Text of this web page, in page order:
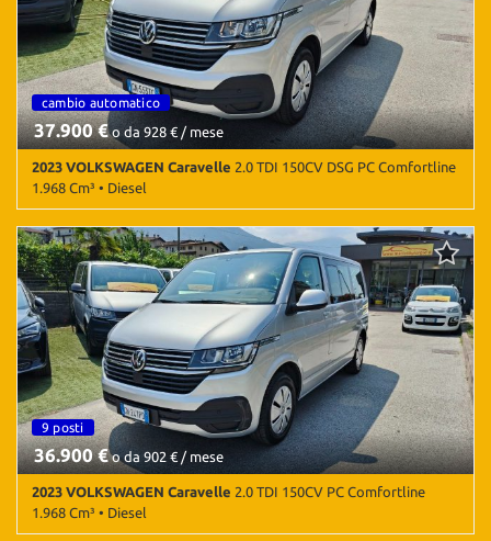
Sensori di parcheggio posteriori • Servosterzo • Specchietti laterali
elettrici
9 posti cambio automatico 9 posti
37.900 €o da 928 € / mese
2023 VOLKSWAGEN Caravelle 2.0 TDI 150CV DSG PC Comfortline
1.968 Cm³ • Diesel
76.000 Km • Cambio Sequenziale (7) • Argento metallizzato • 5
Porte • Airbag • Airbag laterali • Airbag Passeggero • Airbag testa
• Android Auto • Apple CarPlay • Autoradio • Autoradio digitale •
Bluetooth • Bracciolo • Chiusura centralizzata • Climatizzatore •
Immobilizzatore elettronico • Sensori di parcheggio anteriori •
Sensori di parcheggio posteriori • Servosterzo
9 posti
36.900 €o da 902 € / mese
2023 VOLKSWAGEN Caravelle 2.0 TDI 150CV PC Comfortline
1.968 Cm³ • Diesel
Salva
impostazioni